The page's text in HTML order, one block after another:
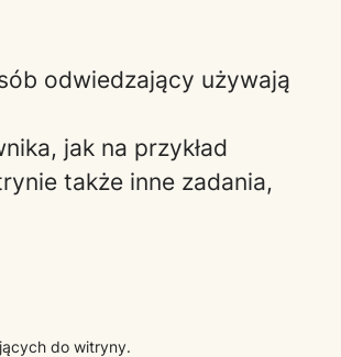
odwiedzający używają
jak na przykład
także inne zadania,
do witryny.